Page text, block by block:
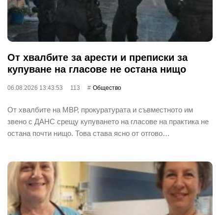
От хвалбите за арести и преписки за
купуване на гласове не остана нищо
06.08.2026 13:43:53 113 Общество
От хвалбите на МВР, прокуратурата и съвместното им
звено с ДАНС срещу купуването на гласове на практика не
остана почти нищо. Това става ясно от отгово…